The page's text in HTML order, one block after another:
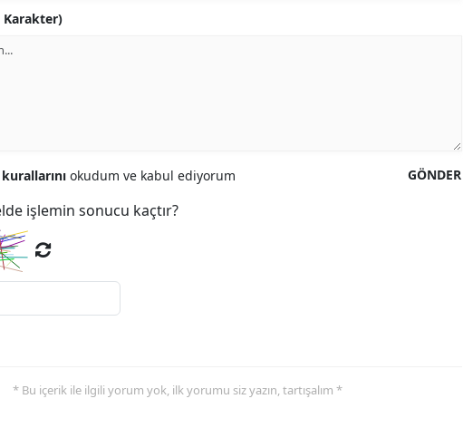
Karakter)
GÖNDER
okudum ve kabul ediyorum
işlemin sonucu kaçtır?
* Bu içerik ile ilgili yorum yok, ilk yorumu siz yazın, tartışalım *